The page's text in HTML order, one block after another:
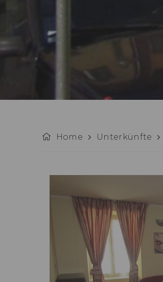
Home Unterkünfte